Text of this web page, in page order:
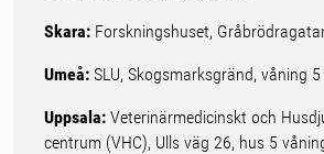
Skara: Forskningshuset,
Umeå: SLU, Skogsmarksgränd, våning 5
Uppsala: Veterinärmedicinskt och
centrum (VHC), Ulls väg 26, hus 5